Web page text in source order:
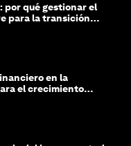
por qué gestionar el
para la transición
en la
el crecimiento